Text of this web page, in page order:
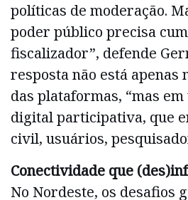
políticas de moderação.
poder público precisa
fiscalizador”, defende
resposta não está apenas
das plataformas, “mas
digital participativa, que
civil, usuários,
Conectividade que
No Nordeste, os desafios